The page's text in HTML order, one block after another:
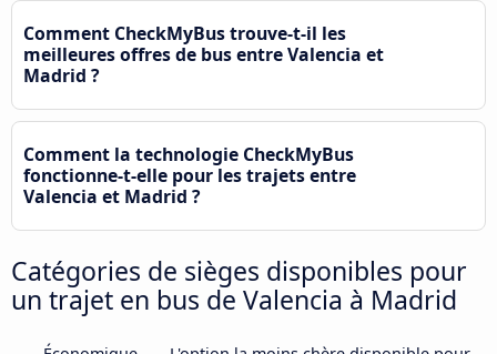
Comment CheckMyBus trouve-t-il les
meilleures offres de bus entre Valencia et
Madrid ?
Comment la technologie CheckMyBus
fonctionne-t-elle pour les trajets entre
Valencia et Madrid ?
Catégories de sièges disponibles pour
un trajet en bus de Valencia à Madrid